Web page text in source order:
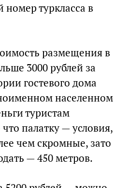
номер туркласса в
размещения в
3000 рублей за
гостевого дома
населенном
туристам
палатку — условия,
чем скромные, зато
— 450 метров.